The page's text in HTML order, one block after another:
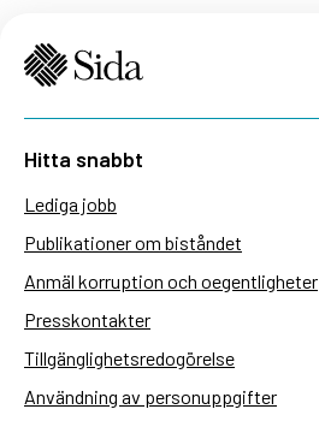
Hitta snabbt
Lediga jobb
Publikationer om biståndet
Anmäl korruption och oegentligheter
Presskontakter
Tillgänglighetsredogörelse
Användning av personuppgifter